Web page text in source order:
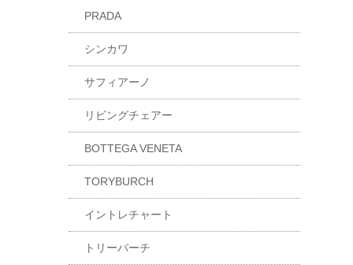
PRADA
シンカワ
サフィアーノ
リビングチェアー
BOTTEGA VENETA
TORYBURCH
イントレチャート
トリーバーチ